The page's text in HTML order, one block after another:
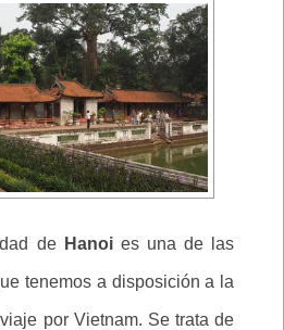
de Hanoi es una de las
tenemos a disposición a la
por Vietnam. Se trata de